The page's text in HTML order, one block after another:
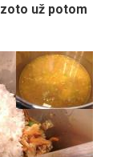
už potom